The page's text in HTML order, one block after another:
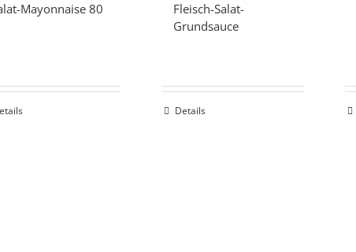
Mayonnaise 80
Fleisch-Salat-
Grundsauce
Details